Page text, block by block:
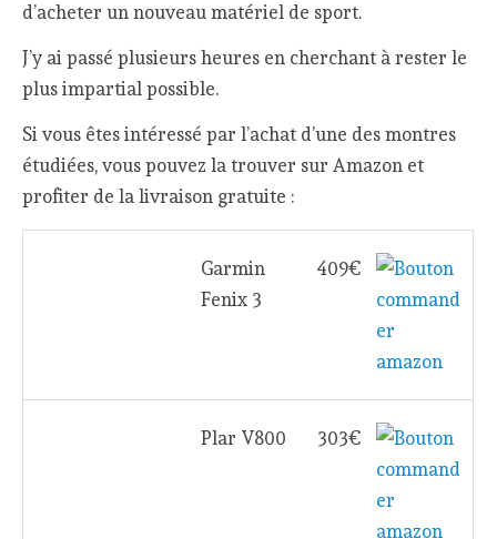
d’acheter un nouveau matériel de sport.
J’y ai passé plusieurs heures en cherchant à rester le
plus impartial possible.
Si vous êtes intéressé par l’achat d’une des montres
étudiées, vous pouvez la trouver sur Amazon et
profiter de la livraison gratuite :
Garmin
Fenix 3
409€
Plar V800 303€